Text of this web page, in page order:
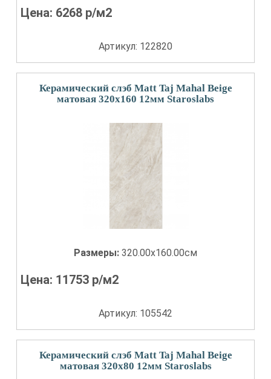
Цена: 6268 р/м2
Артикул: 122820
Керамический слэб Matt Taj Mahal Beige
матовая 320x160 12мм Staroslabs
Размеры: 320.00x160.00см
Цена: 11753 р/м2
Артикул: 105542
Керамический слэб Matt Taj Mahal Beige
матовая 320x80 12мм Staroslabs